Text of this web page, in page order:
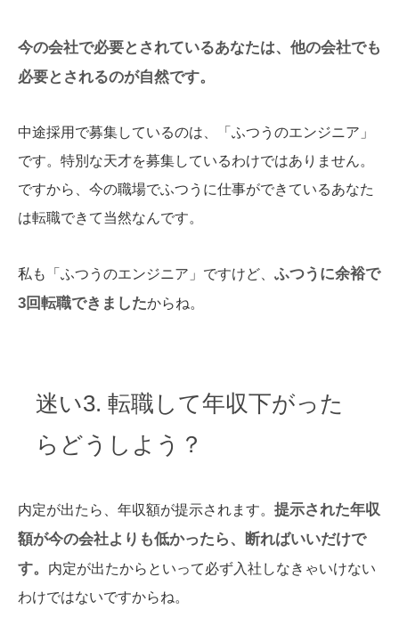
今の会社で必要とされているあなたは、他の会社でも
必要とされるのが自然です。
中途採用で募集しているのは、「ふつうのエンジニア」
です。特別な天才を募集しているわけではありません。
ですから、今の職場でふつうに仕事ができているあなた
は転職できて当然なんです。
私も「ふつうのエンジニア」ですけど、 ふつうに余裕で
3回転職できましたからね。
迷い3. 転職して年収下がった
らどうしよう？
内定が出たら、年収額が提示されます。 提示された年収
額が今の会社よりも低かったら、断ればいいだけで
す。
内定が出たからといって必ず入社しなきゃいけない
わけではないですからね。